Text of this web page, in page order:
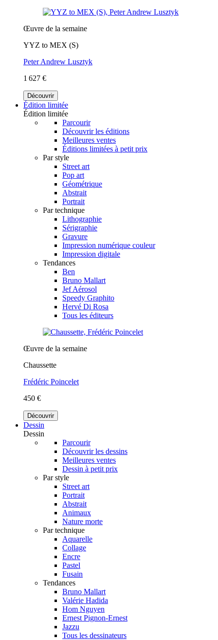
Œuvre de la semaine
YYZ to MEX (S)
Peter Andrew Lusztyk
1 627 €
Découvrir
Édition limitée
Édition limitée
Parcourir
Découvrir les éditions
Meilleures ventes
Éditions limitées à petit prix
Par style
Street art
Pop art
Géométrique
Abstrait
Portrait
Par technique
Lithographie
Sérigraphie
Gravure
Impression numérique couleur
Impression digitale
Tendances
Ben
Bruno Mallart
Jef Aérosol
Speedy Graphito
Hervé Di Rosa
Tous les éditeurs
Œuvre de la semaine
Chaussette
Frédéric Poincelet
450 €
Découvrir
Dessin
Dessin
Parcourir
Découvrir les dessins
Meilleures ventes
Dessin à petit prix
Par style
Street art
Portrait
Abstrait
Animaux
Nature morte
Par technique
Aquarelle
Collage
Encre
Pastel
Fusain
Tendances
Bruno Mallart
Valérie Hadida
Hom Nguyen
Ernest Pignon-Ernest
Jazzu
Tous les dessinateurs